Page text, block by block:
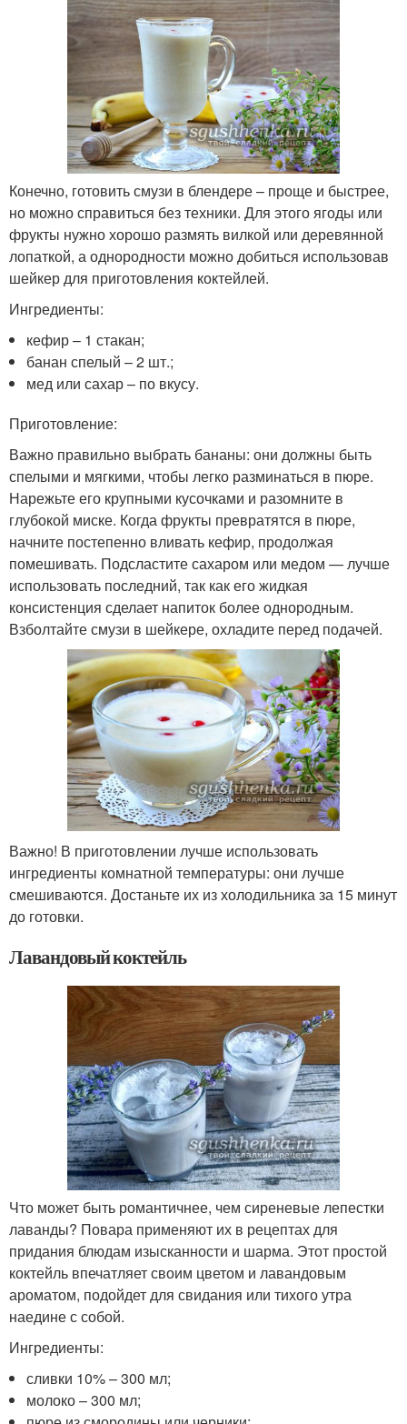
Конечно, готовить смузи в блендере – проще и быстрее,
но можно справиться без техники. Для этого ягоды или
фрукты нужно хорошо размять вилкой или деревянной
лопаткой, а однородности можно добиться использовав
шейкер для приготовления коктейлей.
Ингредиенты:
кефир – 1 стакан;
банан спелый – 2 шт.;
мед или сахар – по вкусу.
Приготовление:
Важно правильно выбрать бананы: они должны быть
спелыми и мягкими, чтобы легко разминаться в пюре.
Нарежьте его крупными кусочками и разомните в
глубокой миске. Когда фрукты превратятся в пюре,
начните постепенно вливать кефир, продолжая
помешивать. Подсластите сахаром или медом — лучше
использовать последний, так как его жидкая
консистенция сделает напиток более однородным.
Взболтайте смузи в шейкере, охладите перед подачей.
Важно! В приготовлении лучше использовать
ингредиенты комнатной температуры: они лучше
смешиваются. Достаньте их из холодильника за 15 минут
до готовки.
Лавандовый коктейль
Что может быть романтичнее, чем сиреневые лепестки
лаванды? Повара применяют их в рецептах для
придания блюдам изысканности и шарма. Этот простой
коктейль впечатляет своим цветом и лавандовым
ароматом, подойдет для свидания или тихого утра
наедине с собой.
Ингредиенты:
сливки 10% – 300 мл;
молоко – 300 мл;